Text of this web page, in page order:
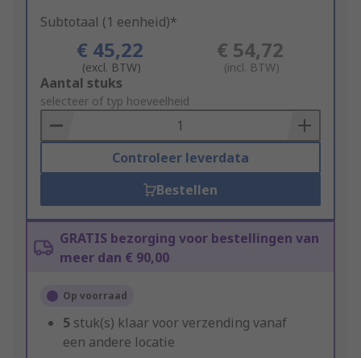
Subtotaal (1 eenheid)*
€ 45,22
(excl. BTW)
€ 54,72
(incl. BTW)
Add
to
Basket
Aantal stuks
selecteer of typ hoeveelheid
Controleer leverdata
Bestellen
GRATIS bezorging voor bestellingen van
meer dan € 90,00
Op voorraad
5 stuk(s) klaar voor verzending vanaf
een andere locatie